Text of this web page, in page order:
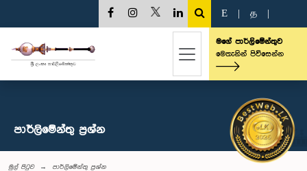
E த
මගේ පාර්ලිමේන්තුව
මෙතැනින් පිවිසෙන්න
පාර්ලි‌මේන්තු‌ ප්‍රශ්න
මුල් පිටුව
පාර්ලි‌මේන්තු‌ ප්‍රශ්න